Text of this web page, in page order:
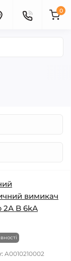
0
вимикач
2А B 6kА
A0010210002